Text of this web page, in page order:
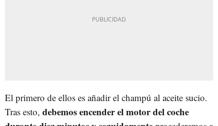
El primero de ellos es añadir el champú al aceite sucio.
Tras esto, debemos encender el motor del coche